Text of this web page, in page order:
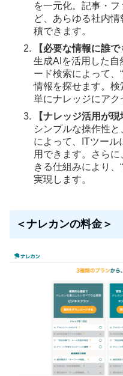
を一元化。記事・
ど、あらゆる社内情
積できます。
【必要な情報に誰で
生成AIを活用した自
ード検索によって、
情報を探せます。
単にナレッジにアク
【ナレッジ活用が現
シンプルな操作性
によって、ITツール
用できます。さら
きる仕組みにより、
実現します。
＜ナレカンの料金＞